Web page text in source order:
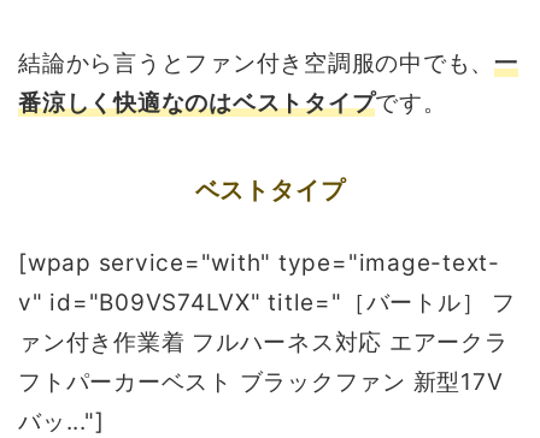
結論から言うとファン付き空調服の中でも、一
番涼しく快適なのはベストタイプです。
ベストタイプ
[wpap service="with" type="image-text-
v" id="B09VS74LVX" title="［バートル］ フ
ァン付き作業着 フルハーネス対応 エアークラ
フトパーカーベスト ブラックファン 新型17V
バッ..."]